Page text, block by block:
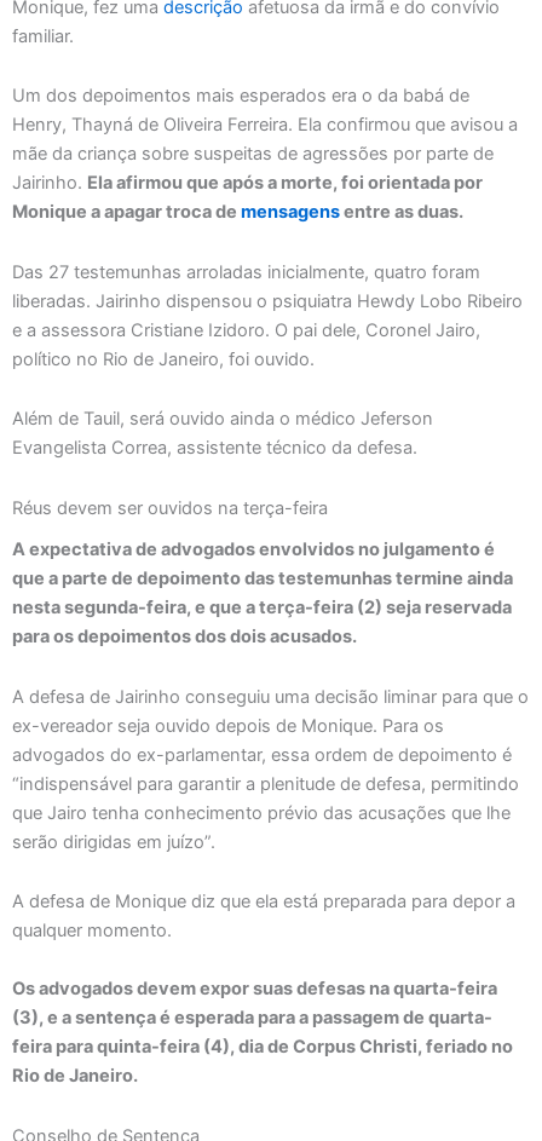
Monique, fez uma descrição afetuosa da irmã e do convívio
familiar.
Um dos depoimentos mais esperados era o da babá de
Henry, Thayná de Oliveira Ferreira. Ela confirmou que avisou a
mãe da criança sobre suspeitas de agressões por parte de
Jairinho. Ela afirmou que após a morte, foi orientada por
Monique a apagar troca de mensagensentre as duas.
Das 27 testemunhas arroladas inicialmente, quatro foram
liberadas. Jairinho dispensou o psiquiatra Hewdy Lobo Ribeiro
e a assessora Cristiane Izidoro. O pai dele, Coronel Jairo,
político no Rio de Janeiro, foi ouvido.
Além de Tauil, será ouvido ainda o médico Jeferson
Evangelista Correa, assistente técnico da defesa.
Réus devem ser ouvidos na terça-feira
A expectativa de advogados envolvidos no julgamento é
que a parte de depoimento das testemunhas termine ainda
nesta segunda-feira, e que a terça-feira (2) seja reservada
para os depoimentos dos dois acusados.
A defesa de Jairinho conseguiu uma decisão liminar para que o
ex-vereador seja ouvido depois de Monique. Para os
advogados do ex-parlamentar, essa ordem de depoimento é
“indispensável para garantir a plenitude de defesa, permitindo
que Jairo tenha conhecimento prévio das acusações que lhe
serão dirigidas em juízo”.
A defesa de Monique diz que ela está preparada para depor a
qualquer momento.
Os advogados devem expor suas defesas na quarta-feira
(3), e a sentença é esperada para a passagem de quarta-
feira para quinta-feira (4), dia de Corpus Christi, feriado no
Rio de Janeiro.
Conselho de Sentença